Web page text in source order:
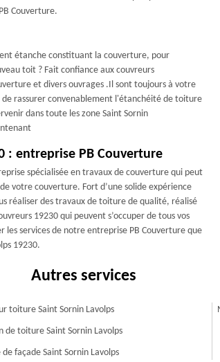
Couverture.
étanche constituant la couverture, pour
toit ? Fait confiance aux couvreurs
et divers ouvrages .Il sont toujours à votre
rassurer convenablement l'étanchéité de toiture
dans toute les zone Saint Sornin
: entreprise PB Couverture
spécialisée en travaux de couverture qui peut
votre couverture. Fort d’une solide expérience
réaliser des travaux de toiture de qualité, réalisé
19230 qui peuvent s’occuper de tous vos
les services de notre entreprise PB Couverture que
19230.
Autres services
toiture Saint Sornin Lavolps
de toiture Saint Sornin Lavolps
façade Saint Sornin Lavolps